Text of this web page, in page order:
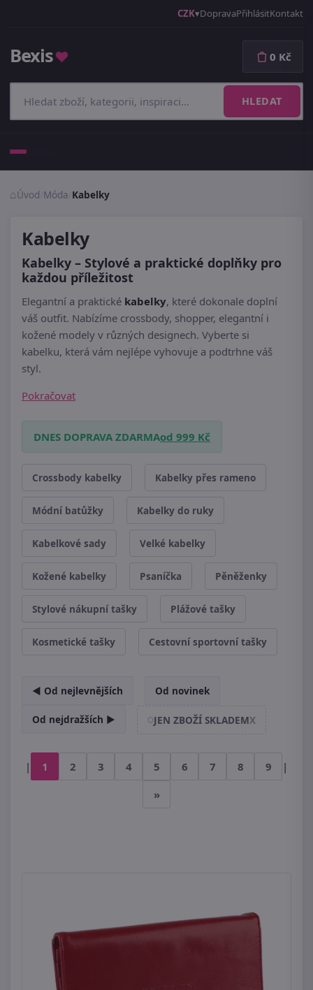
CZK DopravaPřihlásitKontakt
Bexis♥
HLEDAT
0 Kč
Úvod Móda Kabelky
Kabelky
Kabelky – Stylové a praktické doplňky pro
každou příležitost
Elegantní a praktické kabelky, které dokonale doplní
váš outfit. Nabízíme crossbody, shopper, elegantní i
kožené modely v různých designech. Vyberte si
kabelku, která vám nejlépe vyhovuje a podtrhne váš
styl.
Pokračovat
DNES DOPRAVA ZDARMAod 999 Kč
Crossbody kabelky Kabelky přes rameno
Módní batůžky Kabelky do ruky
Kabelkové sady Velké kabelky
Kožené kabelky Psaníčka Pěněženky
Stylové nákupní tašky Plážové tašky
Kosmetické tašky Cestovní sportovní tašky
◄ Od nejlevnějších Od novinek
Od nejdražších ► JEN ZBOŽÍ SKLADEMX
| 1 2 3 4 5 6 7 8 9
|
»